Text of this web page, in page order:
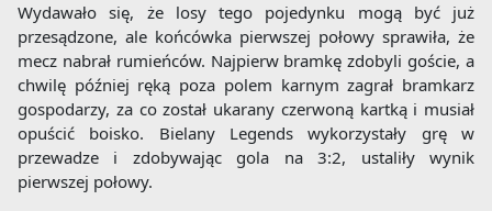
Wydawało się, że losy tego pojedynku mogą być już
przesądzone, ale końcówka pierwszej połowy sprawiła, że
mecz nabrał rumieńców. Najpierw bramkę zdobyli goście, a
chwilę później ręką poza polem karnym zagrał bramkarz
gospodarzy, za co został ukarany czerwoną kartką i musiał
opuścić boisko. Bielany Legends wykorzystały grę w
przewadze i zdobywając gola na 3:2, ustaliły wynik
pierwszej połowy.